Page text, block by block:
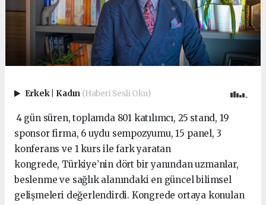
Erkek Kadın (Haberi Sesli Oku)
4 gün süren, toplamda 801 katılımcı, 25 stand, 19
sponsor firma, 6 uydu sempozyumu, 15 panel, 3
konferans ve 1 kurs ile fark yaratan
kongrede, Türkiye’nin dört bir yanından uzmanlar,
beslenme ve sağlık alanındaki en güncel bilimsel
gelişmeleri değerlendirdi. Kongrede ortaya konulan